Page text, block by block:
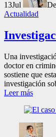
13Jul
Actualidad
Una
doctor en
sostiene que
investigación
Leer más